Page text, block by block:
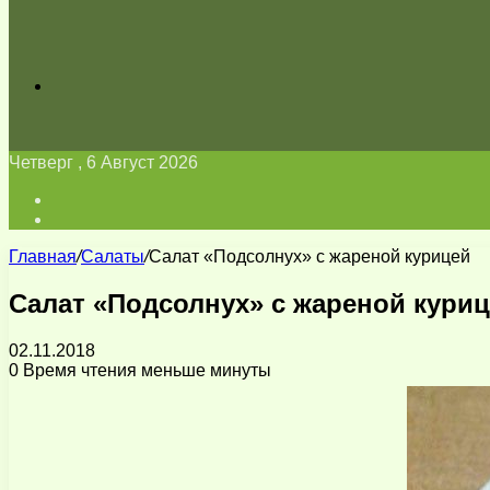
Четверг , 6 Август 2026
Главная/Салаты/Салат «Подсолнух» с жареной курицей
Салат «Подсолнух» с жареной
02.11.2018
0 Время чтения меньше минуты